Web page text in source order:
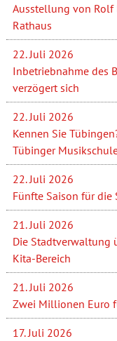
Ausstellung von Rolf
Rathaus
22. Juli 2026
Inbetriebnahme des
verzögert sich
22. Juli 2026
Kennen Sie
Tübinger
22. Juli 2026
Fünfte Saison für
21. Juli 2026
Die Stadtverwaltung
Kita-Bereich
21. Juli 2026
Zwei Millionen Euro
17. Juli 2026